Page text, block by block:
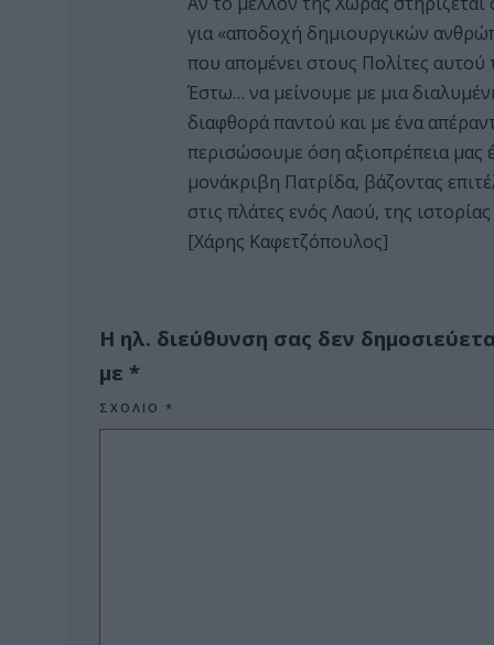
για «αποδοχή δημιουργικών
που απομένει στους Πολίτες αυτού
Έστω… να μείνουμε με μια
διαφθορά παντού και με ένα
περισώσουμε όση αξιοπρέπεια μας
μονάκριβη Πατρίδα, βάζοντας
στις πλάτες ενός Λαού, της
[Χάρης Καφετζόπουλος]
Η ηλ. διεύθυνση σας δεν
με *
ΣΧΌΛΙΟ *